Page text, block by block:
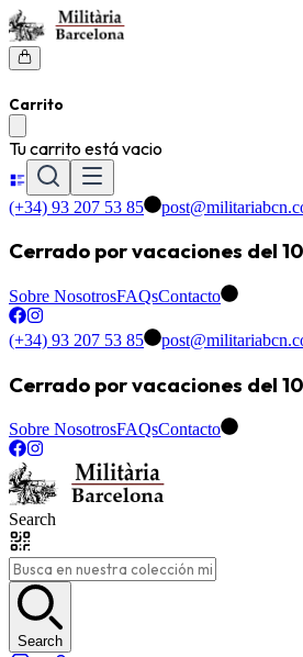
Carrito
Tu carrito está vacio
(+34) 93 207 53 85
Cerrado por vacaciones del
Sobre NosotrosFAQsContacto
(+34) 93 207 53 85
Cerrado por vacaciones del
Sobre NosotrosFAQsContacto
Search
Search